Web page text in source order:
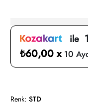
ile
₺60,00 x 10
Renk: STD